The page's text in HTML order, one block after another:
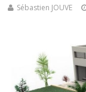
Sébastien JOUVE